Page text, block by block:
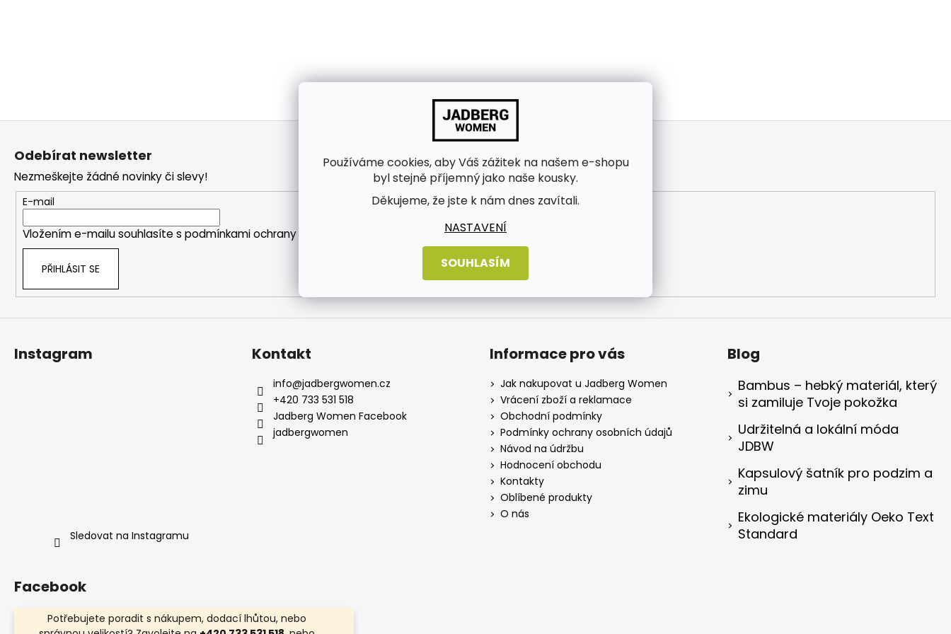
Používáme cookies, aby Váš zážitek na našem e-shopu
byl stejně příjemný jako naše kousky.
Děkujeme, že jste k nám dnes zavítali.
NASTAVENÍ
SOUHLASÍM
Potřebujete poradit s nákupem, dodací lhůtou, nebo
HLEDAT
Z
Odebírat newsletter
Nezmeškejte žádné novinky či slevy!
E-mail
Vložením e-mailu souhlasíte s podmínkami ochrany osobních údajů
PŘIHLÁSIT SE
Instagram
Sledovat na Instagramu
Kontakt
info@jadbergwomen.cz
+420 733 531 518
Jadberg Women Facebook
jadbergwomen
Informace pro vás
Jak nakupovat u Jadberg Women
Vrácení zboží a reklamace
Obchodní podmínky
Podmínky ochrany osobních údajů
Návod na údržbu
Hodnocení obchodu
Kontakty
Oblíbené produkty
O nás
Blog
Bambus – hebký materiál, který
si zamiluje Tvoje pokožka
Udržitelná a lokální móda
JDBW
Kapsulový šatník pro podzim a
zimu
Ekologické materiály Oeko Text
Standard
Facebook